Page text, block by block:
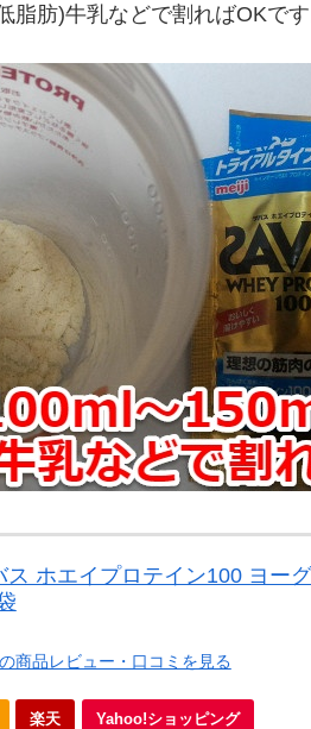
肪)牛乳などで割ればOKです
ス ホエイプロテイン100 ヨー
商品レビュー・口コミを見る
楽天 Yahoo!ショッピング